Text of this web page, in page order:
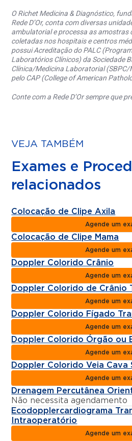
O Richet Medicina & Diagnóstico,
Rede D’Or, conta com diversas
ambulatorial e processa as amostras
coletadas nos hospitais e centros
possui Acreditação do PALC
Laboratórios Clínicos) da Sociedade
Clínica/Medicina Laboratorial
pelo CAP (College of American
Conte com a Rede D’Or sempre que
VEJA TAMBÉM
Exames e
relacionados
Colocação de Clipe Axila
Agende um
Colocação de Clipe Mama
Agende um
Doppler Colorido Crânio
Agende um
Doppler Colorido de Crânio
Agende um
Doppler Colorido Fígado
Agende um
Doppler Colorido Órgão ou
Agende um
Doppler Colorido Veia Cava
Agende um
Drenagem Percutânea
Não necessita agendamento
Ecodopplercardiograma
Intraoperatório
Agende um